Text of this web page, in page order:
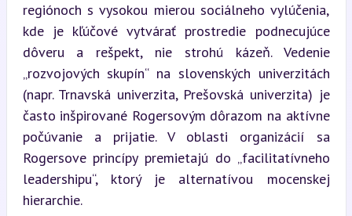
regiónoch s vysokou mierou sociálneho vylúčenia,
kde je kľúčové vytvárať prostredie podnecujúce
dôveru a rešpekt, nie strohú kázeň. Vedenie
„rozvojových skupín“ na slovenských univerzitách
(napr. Trnavská univerzita, Prešovská univerzita) je
často inšpirované Rogersovým dôrazom na aktívne
počúvanie a prijatie. V oblasti organizácií sa
Rogersove princípy premietajú do „facilitatívneho
leadershipu“, ktorý je alternatívou mocenskej
hierarchie.